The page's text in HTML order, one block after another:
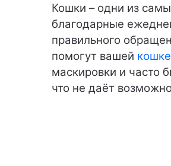
Кошки – одни из
благодарные
правильного
помогут вашей кошке
маскировки и часто
что не даёт